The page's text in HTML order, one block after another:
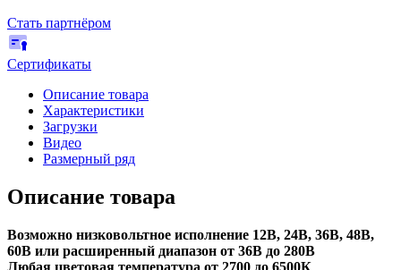
Стать партнёром
Сертификаты
Описание товара
Характеристики
Загрузки
Видео
Размерный ряд
Описание товара
Возможно низковольтное исполнение 12В, 24В, 36В, 48В,
60В или расширенный диапазон от 36В до 280В
Любая цветовая температура от 2700 до 6500К